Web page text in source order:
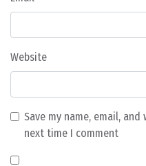
Website
Save my name, email,
next time I comment